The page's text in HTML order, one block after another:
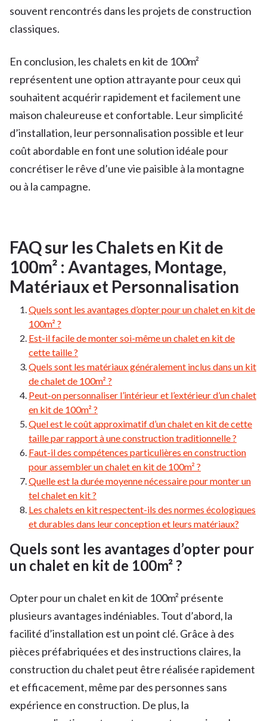
souvent rencontrés dans les projets de construction
classiques.
En conclusion, les chalets en kit de 100m²
représentent une option attrayante pour ceux qui
souhaitent acquérir rapidement et facilement une
maison chaleureuse et confortable. Leur simplicité
d’installation, leur personnalisation possible et leur
coût abordable en font une solution idéale pour
concrétiser le rêve d’une vie paisible à la montagne
ou à la campagne.
FAQ sur les Chalets en Kit de
100m² : Avantages, Montage,
Matériaux et Personnalisation
Quels sont les avantages d’opter pour un chalet en kit de
100m² ?
Est-il facile de monter soi-même un chalet en kit de
cette taille ?
Quels sont les matériaux généralement inclus dans un kit
de chalet de 100m² ?
Peut-on personnaliser l’intérieur et l’extérieur d’un chalet
en kit de 100m² ?
Quel est le coût approximatif d’un chalet en kit de cette
taille par rapport à une construction traditionnelle ?
Faut-il des compétences particulières en construction
pour assembler un chalet en kit de 100m² ?
Quelle est la durée moyenne nécessaire pour monter un
tel chalet en kit ?
Les chalets en kit respectent-ils des normes écologiques
et durables dans leur conception et leurs matériaux?
Quels sont les avantages d’opter pour
un chalet en kit de 100m² ?
Opter pour un chalet en kit de 100m² présente
plusieurs avantages indéniables. Tout d’abord, la
facilité d’installation est un point clé. Grâce à des
pièces préfabriquées et des instructions claires, la
construction du chalet peut être réalisée rapidement
et efficacement, même par des personnes sans
expérience en construction. De plus, la